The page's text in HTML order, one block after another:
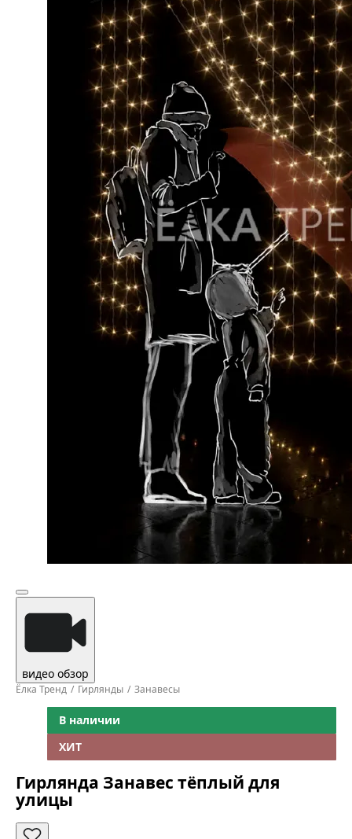
видео обзор
Ёлка Тренд Гирлянды Занавесы
В наличии
ХИТ
Гирлянда Занавес тёплый для
улицы